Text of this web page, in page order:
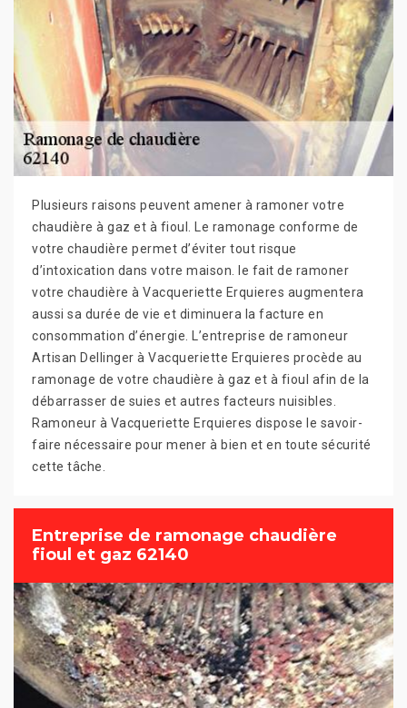
Plusieurs raisons peuvent amener à ramoner votre
chaudière à gaz et à fioul. Le ramonage conforme de
votre chaudière permet d’éviter tout risque
d’intoxication dans votre maison. le fait de ramoner
votre chaudière à Vacqueriette Erquieres augmentera
aussi sa durée de vie et diminuera la facture en
consommation d’énergie. L’entreprise de ramoneur
Artisan Dellinger à Vacqueriette Erquieres procède au
ramonage de votre chaudière à gaz et à fioul afin de la
débarrasser de suies et autres facteurs nuisibles.
Ramoneur à Vacqueriette Erquieres dispose le savoir-
faire nécessaire pour mener à bien et en toute sécurité
cette tâche.
Entreprise de ramonage chaudière
fioul et gaz 62140